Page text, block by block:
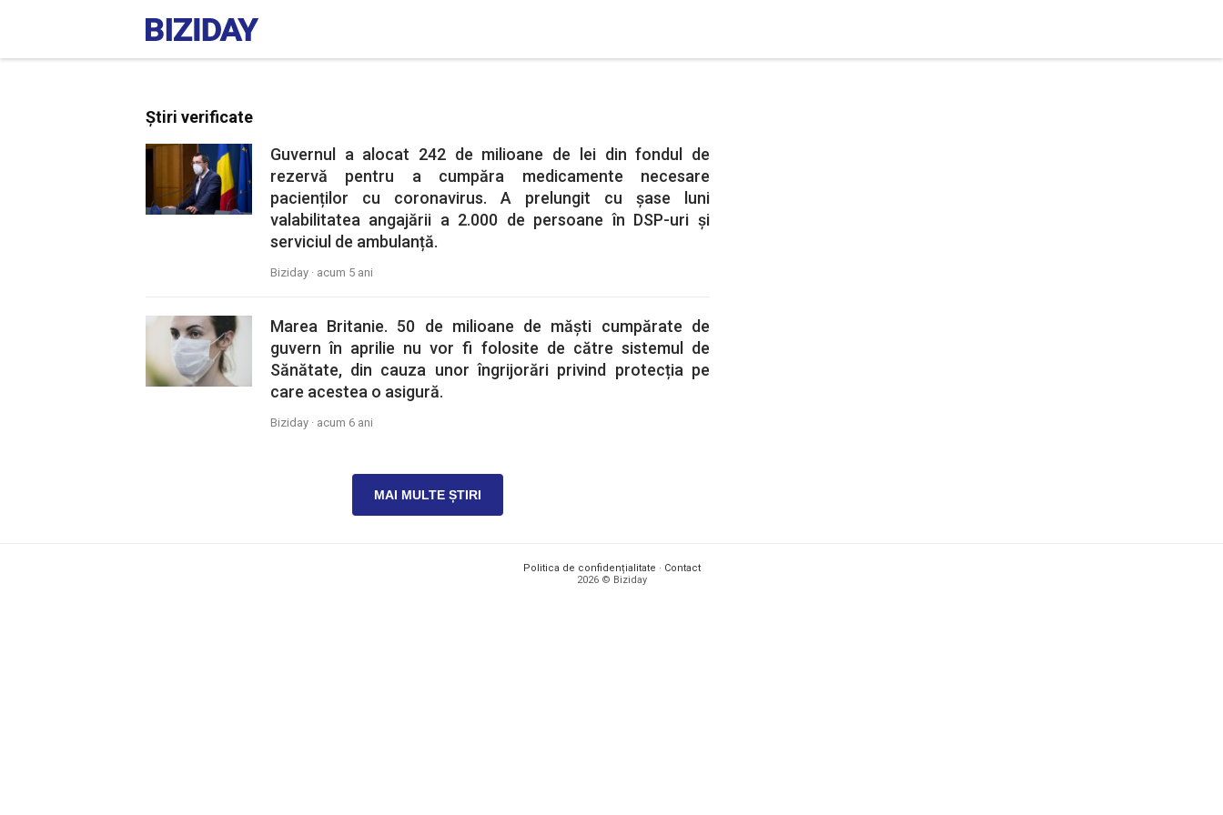
Știri verificate
Guvernul a alocat 242 de milioane de lei din fondul de
rezervă pentru a cumpăra medicamente necesare
pacienților cu coronavirus. A prelungit cu șase luni
valabilitatea angajării a 2.000 de persoane în DSP-uri și
serviciul de ambulanță.
Biziday · acum 5 ani
Marea Britanie. 50 de milioane de măști cumpărate de
guvern în aprilie nu vor fi folosite de către sistemul de
Sănătate, din cauza unor îngrijorări privind protecția pe
care acestea o asigură.
Biziday · acum 6 ani
MAI MULTE ȘTIRI
Politica de confidențialitate · Contact
2026 © Biziday